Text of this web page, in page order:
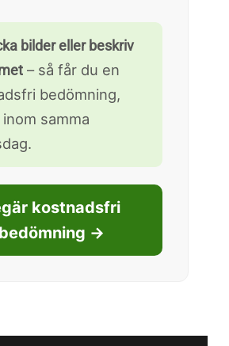
bilder eller beskriv
– så får du en
bedömning,
samma
kostnadsfri
bedömning →